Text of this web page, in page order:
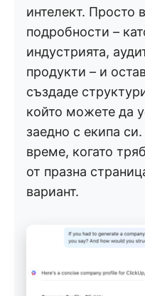
интелект. Просто
подробности –
индустрията,
продукти – и
създаде
който можете да
заедно с екипа
време, когато
от празна
вариант.